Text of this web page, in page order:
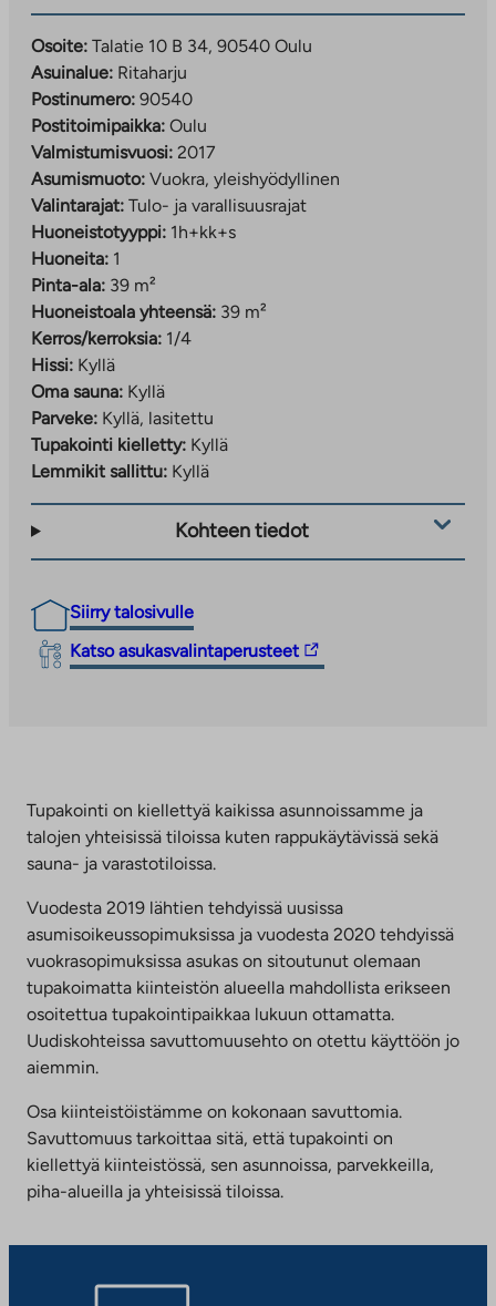
Osoite: Talatie 10 B 34, 90540 Oulu
Asuinalue: Ritaharju
Postinumero: 90540
Postitoimipaikka: Oulu
Valmistumisvuosi: 2017
Asumismuoto: Vuokra, yleishyödyllinen
Valintarajat: Tulo- ja varallisuusrajat
Huoneistotyyppi: 1h+kk+s
Huoneita: 1
Pinta-ala: 39 m²
Huoneistoala yhteensä: 39 m²
Kerros/kerroksia: 1/4
Hissi: Kyllä
Oma sauna: Kyllä
Parveke: Kyllä, lasitettu
Tupakointi kielletty: Kyllä
Lemmikit sallittu: Kyllä
Kohteen tiedot
Siirry talosivulle
Katso asukasvalintaperusteet
Linkki
vie
uuteen
välilehteen
Tupakointi on kiellettyä kaikissa asunnoissamme ja
talojen yhteisissä tiloissa kuten rappukäytävissä sekä
sauna- ja varastotiloissa.
Vuodesta 2019 lähtien tehdyissä uusissa
asumisoikeussopimuksissa ja vuodesta 2020 tehdyissä
vuokrasopimuksissa asukas on sitoutunut olemaan
tupakoimatta kiinteistön alueella mahdollista erikseen
osoitettua tupakointipaikkaa lukuun ottamatta.
Uudiskohteissa savuttomuusehto on otettu käyttöön jo
aiemmin.
Osa kiinteistöistämme on kokonaan savuttomia.
Savuttomuus tarkoittaa sitä, että tupakointi on
kiellettyä kiinteistössä, sen asunnoissa, parvekkeilla,
piha-alueilla ja yhteisissä tiloissa.